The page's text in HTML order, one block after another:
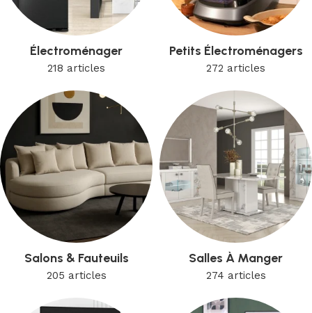
Électroménager
218 articles
Petits Électroménagers
272 articles
Salons & Fauteuils
205 articles
Salles À Manger
274 articles